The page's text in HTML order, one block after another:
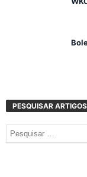
PESQUISAR ARTIGOS